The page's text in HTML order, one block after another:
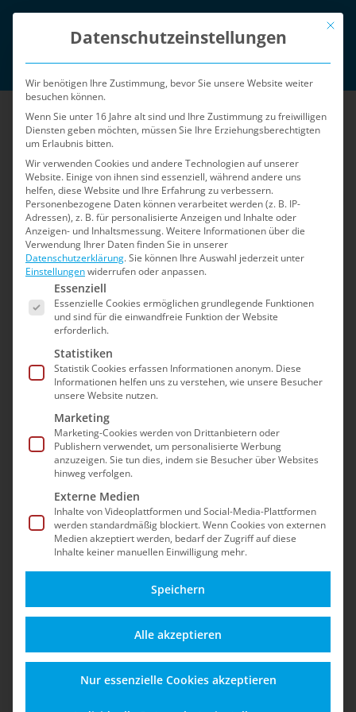
Zum
Login
Menü
Sicherheit im E-Commerce
Schlüssel zum Schutz vor Cyberangriffen
Mit
Datenschutzeinstellungen
Wir benötigen Ihre Zustimmung, bevor Sie unsere Website weiter
besuchen können.
Wenn Sie unter 16 Jahre alt sind und Ihre Zustimmung zu freiwilligen
Diensten geben möchten, müssen Sie Ihre Erziehungsberechtigten
um Erlaubnis bitten.
Wir verwenden Cookies und andere Technologien auf unserer
Website. Einige von ihnen sind essenziell, während andere uns
helfen, diese Website und Ihre Erfahrung zu verbessern.
Personenbezogene Daten können verarbeitet werden (z. B. IP-
Adressen), z. B. für personalisierte Anzeigen und Inhalte oder
Anzeigen- und Inhaltsmessung.Weitere Informationen über die
Verwendung Ihrer Daten finden Sie in unserer
Datenschutzerklärung.Sie können Ihre Auswahl jederzeit unter
Einstellungenwiderrufen oder anpassen.
Es folgt eine Liste der Service-Gruppen, für die
Essenziell
Essenzielle Cookies ermöglichen grundlegende Funktionen
und sind für die einwandfreie Funktion der Website
erforderlich.
Statistiken
Statistik Cookies erfassen Informationen anonym. Diese
Informationen helfen uns zu verstehen, wie unsere Besucher
unsere Website nutzen.
Marketing
Marketing-Cookies werden von Drittanbietern oder
Publishern verwendet, um personalisierte Werbung
anzuzeigen. Sie tun dies, indem sie Besucher über Websites
hinweg verfolgen.
Externe Medien
Inhalte von Videoplattformen und Social-Media-Plattformen
werden standardmäßig blockiert. Wenn Cookies von externen
Medien akzeptiert werden, bedarf der Zugriff auf diese
Inhalte keiner manuellen Einwilligung mehr.
Speichern
Alle akzeptieren
Nur essenzielle Cookies akzeptieren